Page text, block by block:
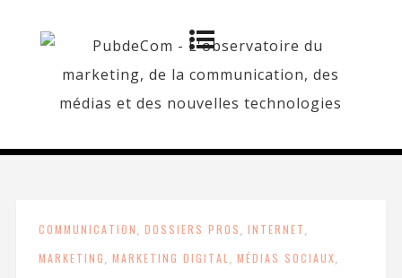
COMMUNICATION, DOSSIERS PROS, INTERNET,
MARKETING, MARKETING DIGITAL , MÉDIAS SOCIAUX,